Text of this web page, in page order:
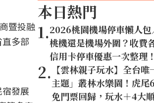
暨投融
多部
發展
本日熱門
1.2026桃園機場停車懶人包
桃機還是機場外圍？收費
信用卡停車優惠一次整理！
2. 【雲林親子玩水】全台唯
主題」叢林水樂園！虎尾
免門票回歸，玩水＋4大